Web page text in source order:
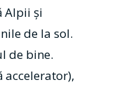
Alpii şi
de la sol.
de bine.
accelerator),